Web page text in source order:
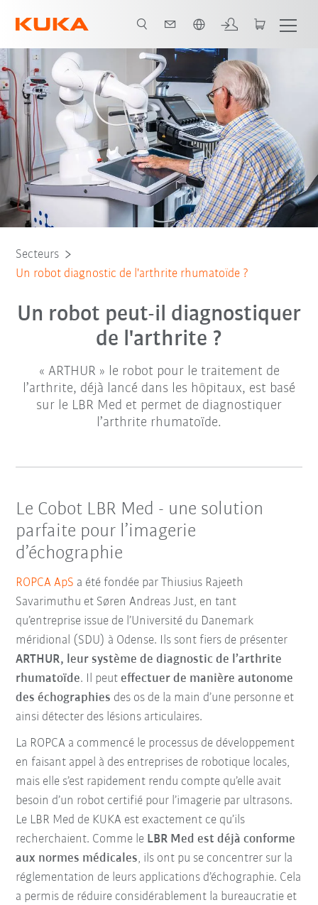
Secteurs
Un robot diagnostic de l'arthrite rhumatoïde ?
Un robot peut-il diagnostiquer
de l'arthrite ?
« ARTHUR » le robot pour le traitement de
l’arthrite, déjà lancé dans les hôpitaux, est basé
sur le LBR Med et permet de diagnostiquer
l’arthrite rhumatoïde.
Le Cobot LBR Med - une solution
parfaite pour l’imagerie
d’échographie
ROPCA ApS a été fondée par Thiusius Rajeeth
Savarimuthu et Søren Andreas Just, en tant
qu’entreprise issue de l’Université du Danemark
méridional (SDU) à Odense. Ils sont fiers de présenter
ARTHUR, leur système de diagnostic de l’arthrite
rhumatoïde. Il peuteffectuer de manière autonome
des échographies des os de la main d’une personne et
ainsi détecter des lésions articulaires.
La ROPCA a commencé le processus de développement
en faisant appel à des entreprises de robotique locales,
mais elle s’est rapidement rendu compte qu’elle avait
besoin d’un robot certifié pour l’imagerie par ultrasons.
Le LBR Med de KUKA est exactement ce qu’ils
recherchaient. Comme le LBR Med est déjà conforme
aux normes médicales, ils ont pu se concentrer sur la
réglementation de leurs applications d’échographie. Cela
a permis de réduire considérablement la bureaucratie et